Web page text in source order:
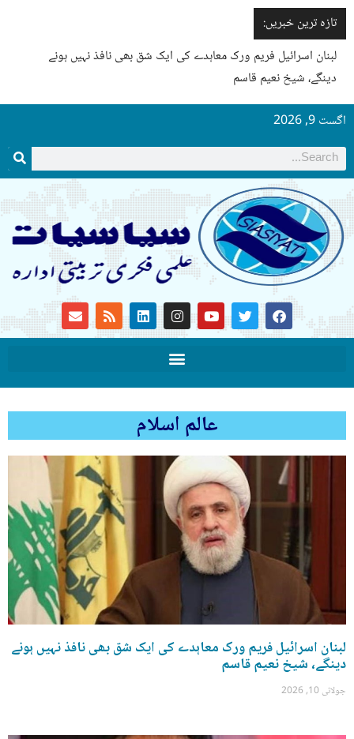
تازہ ترین خبریں:
لبنان اسرائیل فریم ورک معاہدے کی ایک شق بھی نافذ نہیں ہونے
دینگے، شیخ نعیم قاسم
اگست 9, 2026
عالم اسلام
لبنان اسرائیل فریم ورک معاہدے کی ایک شق بھی نافذ نہیں ہونے
دینگے، شیخ نعیم قاسم
جولائی 10, 2026